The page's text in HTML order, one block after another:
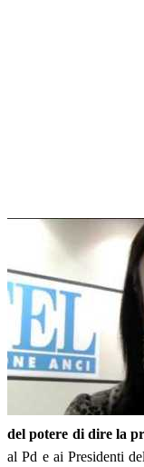
del potere di dire la
al Pd e ai Presidenti